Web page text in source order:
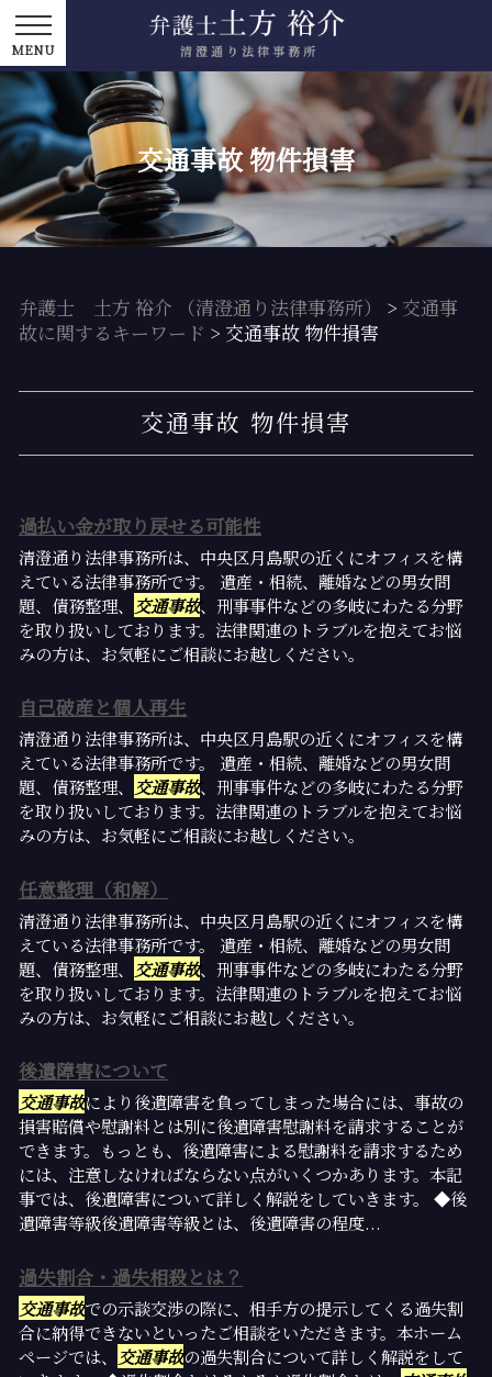
交通事故 物件損害
弁護士 土方 裕介 （清澄通り法律事務所） > 交通事
故に関するキーワード > 交通事故 物件損害
交通事故 物件損害
過払い金が取り戻せる可能性
清澄通り法律事務所は、中央区月島駅の近くにオフィスを構
えている法律事務所です。 遺産・相続、離婚などの男女問
題、債務整理、
交通事故、刑事事件などの多岐にわたる分野
を取り扱いしております。法律関連のトラブルを抱えてお悩
みの方は、お気軽にご相談にお越しください。
自己破産と個人再生
清澄通り法律事務所は、中央区月島駅の近くにオフィスを構
えている法律事務所です。 遺産・相続、離婚などの男女問
題、債務整理、
交通事故、刑事事件などの多岐にわたる分野
を取り扱いしております。法律関連のトラブルを抱えてお悩
みの方は、お気軽にご相談にお越しください。
任意整理（和解）
清澄通り法律事務所は、中央区月島駅の近くにオフィスを構
えている法律事務所です。 遺産・相続、離婚などの男女問
題、債務整理、
交通事故、刑事事件などの多岐にわたる分野
を取り扱いしております。法律関連のトラブルを抱えてお悩
みの方は、お気軽にご相談にお越しください。
後遺障害について
交通事故により後遺障害を負ってしまった場合には、事故の
損害賠償や慰謝料とは別に後遺障害慰謝料を請求することが
できます。もっとも、後遺障害による慰謝料を請求するため
には、注意しなければならない点がいくつかあります。本記
事では、後遺障害について詳しく解説をしていきます。 ◆後
遺障害等級後遺障害等級とは、後遺障害の程度...
過失割合・過失相殺とは？
交通事故での示談交渉の際に、相手方の提示してくる過失割
合に納得できないといったご相談をいただきます。本ホーム
ページでは、
交通事故の過失割合について詳しく解説をして